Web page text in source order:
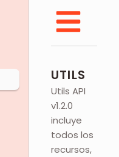
UTILS
Utils API
v1.2.0
incluye
todos los
recursos,